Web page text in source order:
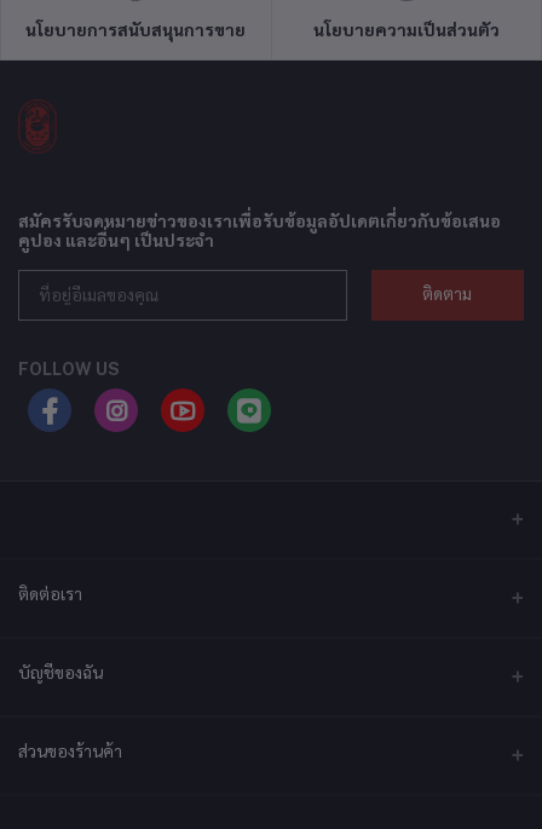
นโยบายการสนับสนุนการขาย นโยบายความเป็นส่วนตัว
สมัครรับจดหมายข่าวของเราเพื่อรับข้อมูลอัปเดตเกี่ยวกับข้อเสนอ
คูปอง และอื่นๆ เป็นประจำ
ติดตาม
FOLLOW US
ติดต่อเรา
ที่อยู่
จังหวัดนครปฐม 73210
บัญชีของฉัน
เข้าสู่ระบบ
ส่วนของร้านค้า